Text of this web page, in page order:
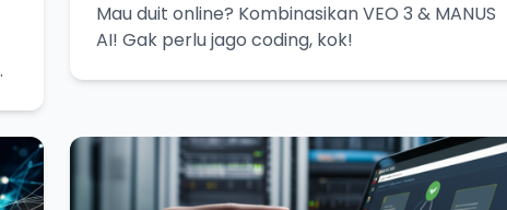
Mau duit online? Kombinasikan VEO 3 & MANUS
AI! Gak perlu jago coding, kok!